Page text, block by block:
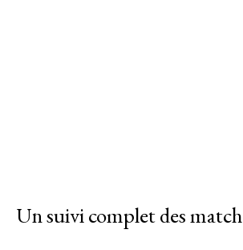
Un suivi complet des